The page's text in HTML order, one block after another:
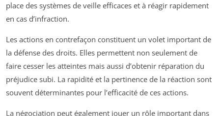
place des systèmes de veille efficaces et à réagir rapidement
en cas d’infraction.
Les actions en contrefaçon constituent un volet important de
la défense des droits. Elles permettent non seulement de
faire cesser les atteintes mais aussi d’obtenir réparation du
préjudice subi. La rapidité et la pertinence de la réaction sont
souvent déterminantes pour l’efficacité de ces actions.
La négociation peut également jouer un rôle important dans